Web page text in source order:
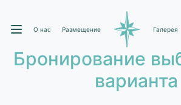
О нас Размещение Галерея
Бронирование
варианта